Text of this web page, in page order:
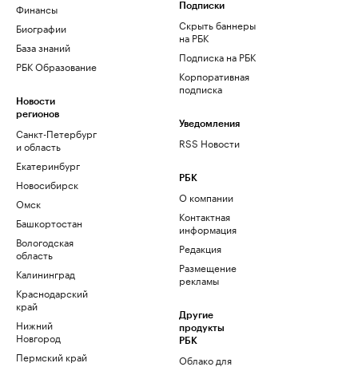
Финансы
Биографии
База знаний
РБК Образование
Новости
регионов
Санкт-Петербург
и область
Екатеринбург
Новосибирск
Омск
Башкортостан
Вологодская
область
Калининград
Краснодарский
край
Нижний
Новгород
Пермский край
Подписки
Скрыть баннеры
на РБК
Подписка на РБК
Корпоративная
подписка
Уведомления
RSS Новости
РБК
О компании
Контактная
информация
Редакция
Размещение
рекламы
Другие
продукты
РБК
Облако для